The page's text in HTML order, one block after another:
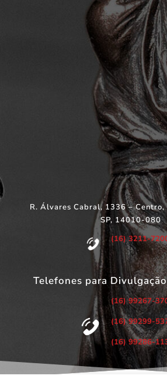
R. Álvares Cabral, 1336 –
SP, 14010-080
(16) 3211-
Telefones para
(16) 99267-
(16) 99299-
(16) 99286-